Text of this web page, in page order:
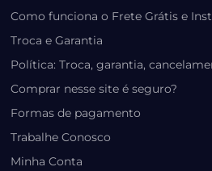
Como funciona o Frete Grátis e
Troca e Garantia
Política: Troca, garantia,
Comprar nesse site é seguro?
Formas de pagamento
Trabalhe Conosco
Minha Conta